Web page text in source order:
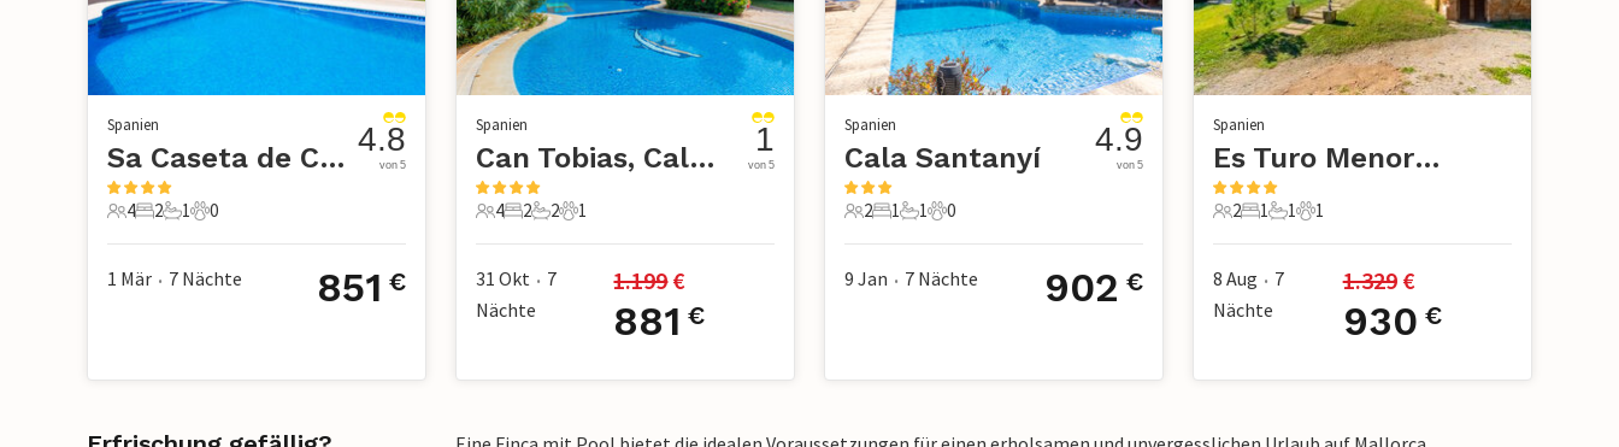
Spanien
Sa Caseta de Castellet, Santa Margalida
4 Gäste
4
2 Schlafzimmer
2
1 Badezimmer
1
0 Haustiere
0
4.8
von 5
1 Mär • 7 Nächte 851 €
Spanien
Can Tobias, Cales de Mallorca
4 Gäste
4
2 Schlafzimmer
2
2 Badezimmer
2
1 Haustier
1
1
von 5
31 Okt • 7
Nächte
1.199 €
881 €
Spanien
Cala Santanyí
2 Gäste
2
1 Schlafzimmer
1
1 Badezimmer
1
0 Haustiere
0
4.9
von 5
9 Jan • 7 Nächte 902 €
Spanien
Es Turo Menorca, Ses Salines
2 Gäste
2
1 Schlafzimmer
1
1 Badezimmer
1
1 Haustier
1
8 Aug • 7
Nächte
1.329 €
930 €